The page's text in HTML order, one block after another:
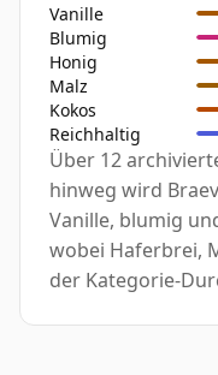
Vanille
Blumig
Honig
Malz
Kokos
Reichhaltig
Über 12
hinweg wird
Vanille, blumig
wobei Haferbrei,
der Kategorie-